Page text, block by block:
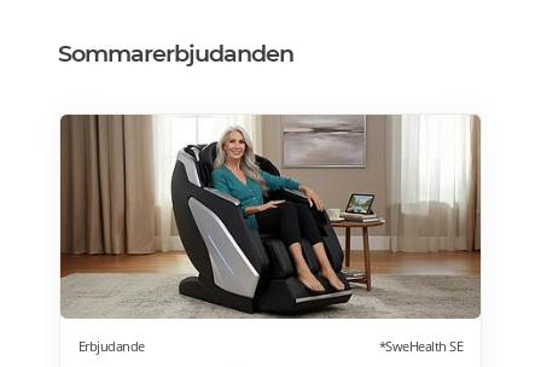
Sommarerbjudanden
Erbjudande *SweHealth SE